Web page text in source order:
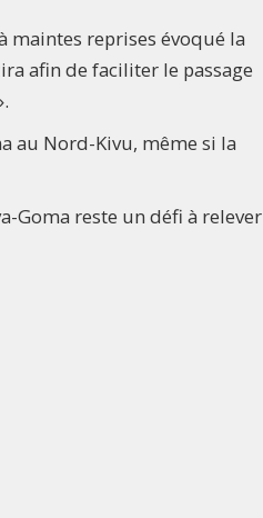
maintes reprises évoqué la
afin de faciliter le passage
au Nord-Kivu, même si la
Goma reste un défi à relever